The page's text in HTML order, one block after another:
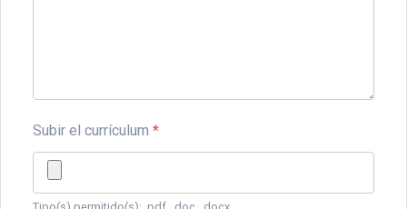
Subir el currículum *